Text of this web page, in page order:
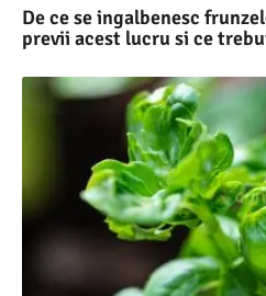
De ce se ingalbenesc
previi acest lucru si ce